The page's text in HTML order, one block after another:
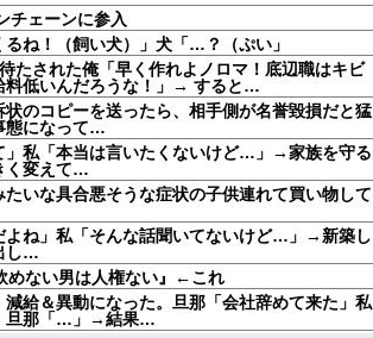
チェーンに参入
ね！（飼い犬）」犬「…？（ぷい」
たされた俺「早く作れよノロマ！底辺職はキビ
料低いんだろうな！」→ すると…
のコピーを送ったら、相手側が名誉毀損だと猛
態になって…
」私「本当は言いたくないけど…」→家族を守る
く変えて…
いな具合悪そうな症状の子供連れて買い物して
よね」私「そんな話聞いてないけど…」→新築し
し…
めない男は人権ない』←これ
給＆異動になった。旦那「会社辞めて来た」私
旦那「…」→結果…